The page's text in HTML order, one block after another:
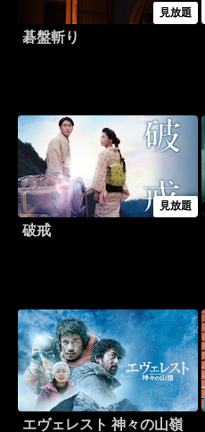
見放題
碁盤斬り
見放題
破戒
エヴェレスト 神々の山嶺